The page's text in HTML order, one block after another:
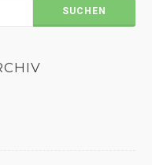
Suchen
nach: